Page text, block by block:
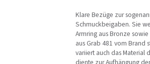
Klare Bezüge zur
Schmuckbeigaben. Sie
Armring aus Bronze
aus Grab 481 vom Brand
variiert auch das Material
diente zur Aufhängung